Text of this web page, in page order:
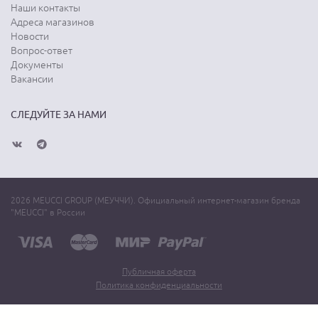
Наши контакты
Адреса магазинов
Новости
Вопрос-ответ
Документы
Вакансии
СЛЕДУЙТЕ ЗА НАМИ
2026 MEUCCI GROUP (МЕУЧЧИ). Официальный интернет-магазин бренда
"MEUCCI" в России
Публичная оферта
Политика конфиденциальности